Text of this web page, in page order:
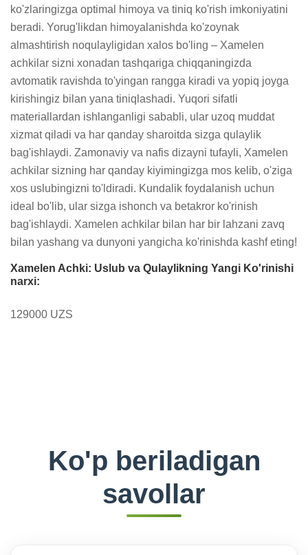
ko'zlaringizga optimal himoya va tiniq ko'rish imkoniyatini
beradi. Yorug'likdan himoyalanishda ko'zoynak
almashtirish noqulayligidan xalos bo'ling – Xamelen
achkilar sizni xonadan tashqariga chiqqaningizda
avtomatik ravishda to'yingan rangga kiradi va yopiq joyga
kirishingiz bilan yana tiniqlashadi. Yuqori sifatli
materiallardan ishlanganligi sababli, ular uzoq muddat
xizmat qiladi va har qanday sharoitda sizga qulaylik
bag'ishlaydi. Zamonaviy va nafis dizayni tufayli, Xamelen
achkilar sizning har qanday kiyimingizga mos kelib, o'ziga
xos uslubingizni to'ldiradi. Kundalik foydalanish uchun
ideal bo'lib, ular sizga ishonch va betakror ko'rinish
bag'ishlaydi. Xamelen achkilar bilan har bir lahzani zavq
bilan yashang va dunyoni yangicha ko'rinishda kashf eting!
Xamelen Achki: Uslub va Qulaylikning Yangi Ko'rinishi
narxi:
129000 UZS
Ko'p beriladigan
savollar